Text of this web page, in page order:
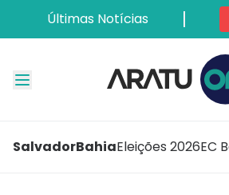
Últimas Notícias
SalvadorBahiaEleições 2026EC